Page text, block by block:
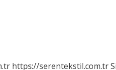
https://serentekstil.com.tr